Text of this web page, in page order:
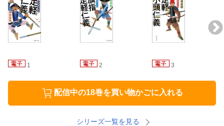
1 2 3
配信中の18巻を買い物かごに入れる
シリーズ一覧を見る